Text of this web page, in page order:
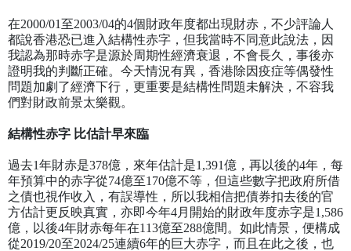
在2000/01至2003/04的4個財政年度都出現財赤，不少評論人
都說香港恐已進入結構性赤字，但我當時不同意此說法，因
我認為那時赤字是源於周期性經濟衰退，不會長久，事後亦
證明我的判斷正確。今天情況有異，香港除因疫症等偶發性
問題加劇了經濟下行，更重要是結構性問題未解決，不容我
們對財政前景太樂觀。
結構性赤字 比估計早來臨
過去1年財赤是378億，來年估計是1,391億，再以後的4年，每
年預算中的赤字從74億至170億不等，但這些數字把政府所借
之債也視作收入，有誤導性，所以我相信把債券扣去後的官
方估計更反映真實，亦即今年4月開始的財政年度赤字是1,586
億，以後4年財赤每年在113億至288億間。如此情景，便構成
從2019/20至2024/25連續6年的巨大赤字，而且在此之後，也